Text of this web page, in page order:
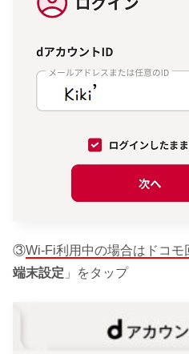
③Wi-Fi利用中の場合はドコモ
端末設定 」をタップ